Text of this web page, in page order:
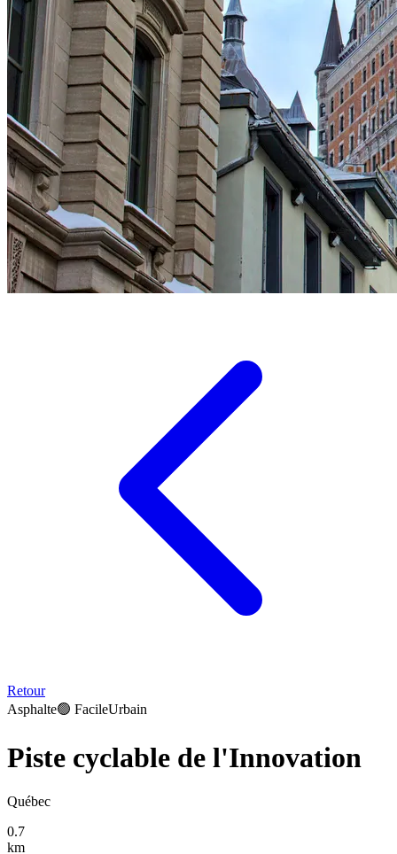
Retour
Asphalte🟢 FacileUrbain
Piste cyclable de l'Innovation
Québec
0.7
km